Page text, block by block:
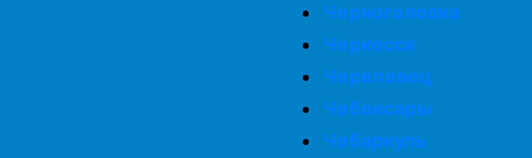
Черноголовка
Черкесск
Череповец
Чебоксары
Чебаркуль